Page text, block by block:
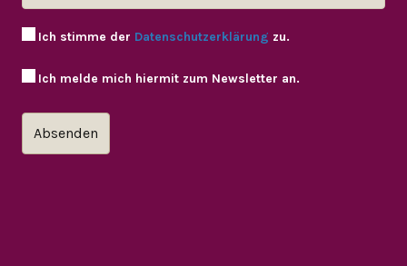
Ich stimme der Datenschutzerklärung zu.
Ich melde mich hiermit zum Newsletter an.